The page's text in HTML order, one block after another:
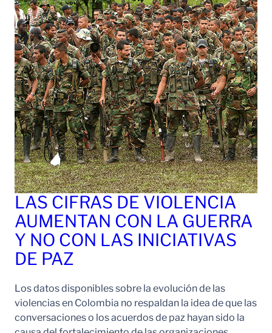
LAS CIFRAS DE VIOLENCIA
AUMENTAN CON LA GUERRA
Y NO CON LAS INICIATIVAS
DE PAZ
Los datos disponibles sobre la evolución de las
violencias en Colombia no respaldan la idea de que las
conversaciones o los acuerdos de paz hayan sido la